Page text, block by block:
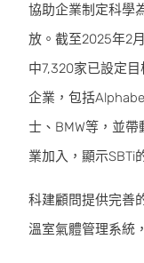
協助企業制定科學
放。截至2025年2
中7,320家已設定
企業，包括
士、BMW等，並
業加入，顯示SBTi
科建顧問提供完善
溫室氣體管理系統